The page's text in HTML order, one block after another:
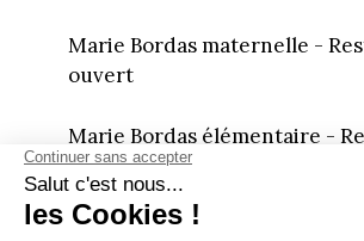
Marie Bordas maternelle -
ouvert
Marie Bordas élémentaire -
ouvert
Combe Blanche maternelle -